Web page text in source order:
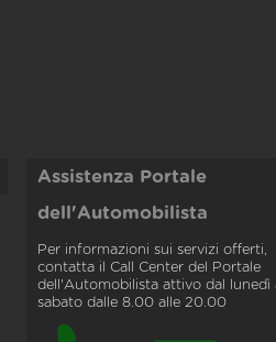
Assistenza Portale
dell'Automobilista
Per informazioni sui servizi offerti,
contatta il Call Center del Portale
dell'Automobilista attivo dal lunedì
sabato dalle 8.00 alle 20.00